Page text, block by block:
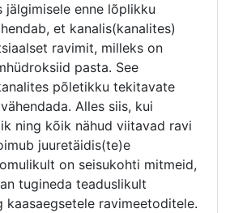
jälgimisele enne lõplikku
et kanalis(kanalites)
ravimit, milleks on
pasta. See
põletikku tekitavate
Alles siis, kui
ning kõik nähud viitavad ravi
juuretäidis(te)e
on seisukohti mitmeid,
tugineda teaduslikult
kaasaegsetele ravimeetoditele.